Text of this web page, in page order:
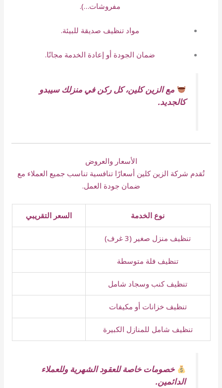
مفروشات…).
مواد تنظيف صديقة للبيئة.
ضمان الجودة أو إعادة الخدمة مجانًا.
مع الزين كلين، كل ركن في منزلك سيبدو
كالجديد.
الأسعار والعروض
تُقدم شركة الزين كلين أسعارًا تنافسية تناسب جميع العملاء مع
ضمان جودة العمل.
نوع الخدمة السعر التقريبي
تنظيف منزل صغير (3 غرف)
تنظيف فلة متوسطة
تنظيف كنب وسجاد شامل
تنظيف خزانات أو مكيفات
تنظيف شامل للمنازل الكبيرة
خصومات خاصة للعقود الشهرية وللعملاء
الدائمين.